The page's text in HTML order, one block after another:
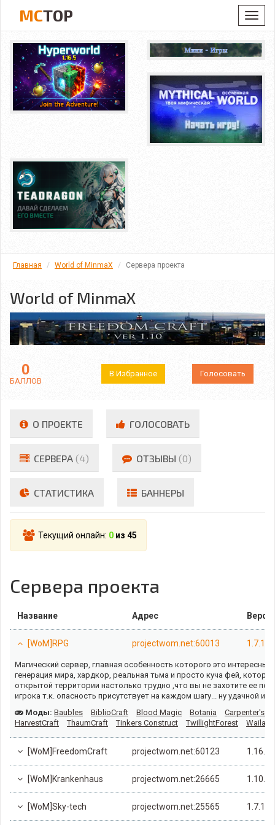
MCTOP
Главная World of MinmaX Сервера проекта
World of MinmaX
0
БАЛЛОВ
В Избранное Голосовать
О ПРОЕКТЕ ГОЛОСОВАТЬ
СЕРВЕРА (4) ОТЗЫВЫ (0)
СТАТИСТИКА БАННЕРЫ
Текущий онлайн: 0 из 45
Сервера проекта
Название Адрес
[WoM]RPG projectwom.net:60013 1.7.10
Магический сервер, главная особенность которого это
генерация мира, хардкор, реальная тьма и просто куча фей,
открытой территории настолько трудно ,что вы не захотите ее
игрока т.к. опасность присутствует на каждом шагу... ну удачной
Моды: Baubles BiblioCraft Blood Magic Botania
Carpenter's
HarvestCraft
ThaumCraft Tinkers Construct TwillightForest Waila
[WoM]FreedomCraft projectwom.net:60123 1.16.4
[WoM]Krankenhaus projectwom.net:26665 1.10.2
[WoM]Sky-tech projectwom.net:25565 1.7.10